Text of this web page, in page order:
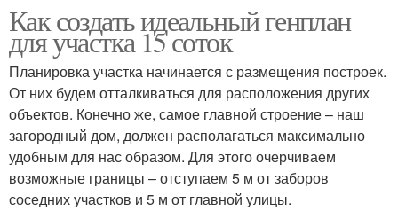
Как создать идеальный генплан
для участка 15 соток
Планировка участка начинается с размещения построек.
От них будем отталкиваться для расположения других
объектов. Конечно же, самое главной строение – наш
загородный дом, должен располагаться максимально
удобным для нас образом. Для этого очерчиваем
возможные границы – отступаем 5 м от заборов
соседних участков и 5 м от главной улицы.